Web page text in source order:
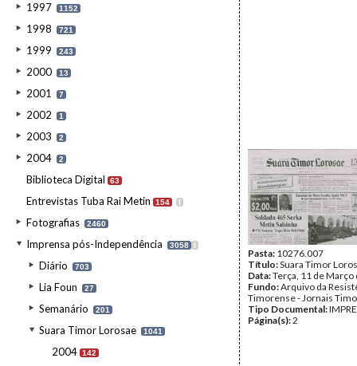
1997 1152
1998 721
1999 243
2000 13
2001 7
2002 1
2003 2
2004 2
Biblioteca Digital 63
Entrevistas Tuba Rai Metin 154 I
Fotografias 2460
Imprensa pós-Independência 3058 I
Diário 703
Lia Foun 27
Semanário 201
Suara Timor Lorosae 1041
2004 142
Pasta: 10276.007
Título:Suara Timor
Data:Terça, 11 de Março
Fundo:Arquivo da
Timorense - Jornais
Tipo Documental:
Página(s):2